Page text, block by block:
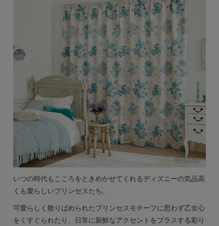
いつの時代もこころをときめかせてくれるディズニーの気品高
くも愛らしいプリンセスたち。
可愛らしく散りばめられたプリンセスモチーフに思わず乙女心
をくすぐられたり、日常に新鮮なアクセントをプラスする彩り